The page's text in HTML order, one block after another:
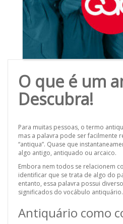
O que é um
Descubra!
Para muitas pessoas, o termo
mas a palavra pode ser facilmente
“antiqua”. Quase que
algo antigo, antiquado ou arcaico.
Embora nem todos se relacionem
identificar que se trata de algo do
entanto, essa palavra possui
significados do vocábulo antiquário.
Antiquário como